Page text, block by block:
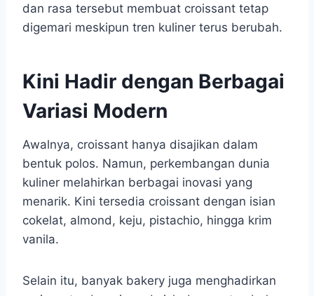
dan rasa tersebut membuat croissant tetap
digemari meskipun tren kuliner terus berubah.
Kini Hadir dengan Berbagai
Variasi Modern
Awalnya, croissant hanya disajikan dalam
bentuk polos. Namun, perkembangan dunia
kuliner melahirkan berbagai inovasi yang
menarik. Kini tersedia croissant dengan isian
cokelat, almond, keju, pistachio, hingga krim
vanila.
Selain itu, banyak bakery juga menghadirkan